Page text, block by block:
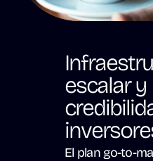
escalar y
El plan go-to-